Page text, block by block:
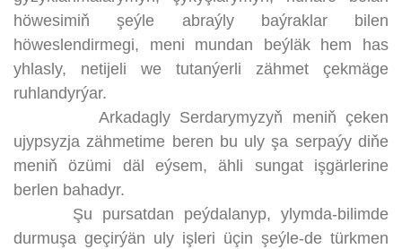
höwesimiň şeýle abraýly baýraklar bilen
höweslendirmegi, meni mundan beýläk hem has
yhlasly, netijeli we tutanýerli zähmet çekmäge
ruhlandyrýar.
Arkadagly Serdarymyzyň meniň çeken
ujypsyzja zähmetime beren bu uly şa serpaýy diňe
meniň özümi däl eýsem, ähli sungat işgärlerine
berlen bahadyr.
Şu pursatdan peýdalanyp, ylymda-bilimde
durmuşa geçirýän uly işleri üçin şeýle-de türkmen